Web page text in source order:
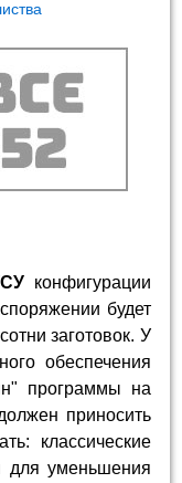
конфигурации
будет
заготовок. У
обеспечения
программы на
приносить
классические
уменьшения